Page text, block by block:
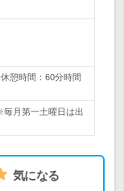
憩時間：60分時間
月第一土曜日は出
気になる